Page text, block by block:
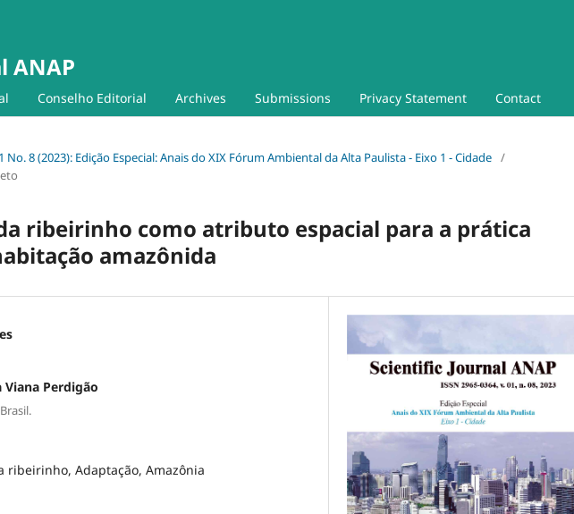
ANAP
Conselho Editorial Archives Submissions Privacy Statement Contact
No. 8 (2023): Edição Especial: Anais do XIX Fórum Ambiental da Alta Paulista - Eixo 1 - Cidade /
ribeirinho como atributo espacial para a prática
amazônida
Perdigão
ribeirinho, Adaptação, Amazônia